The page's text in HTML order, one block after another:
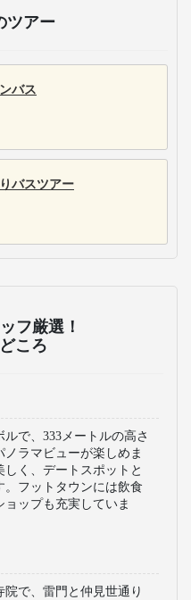
ツアー
バス
バスツアー
フ厳選！
ころ
ルで、333メートルの高さ
ノラマビューが楽しめま
しく、デートスポットと
。フットタウンには飲食
ョップも充実していま
院で、雷門と仲見世通り